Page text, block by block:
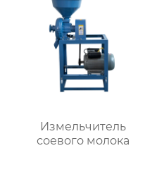
Измельчитель
соевого молока